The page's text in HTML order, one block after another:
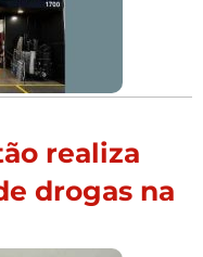
realiza
drogas na